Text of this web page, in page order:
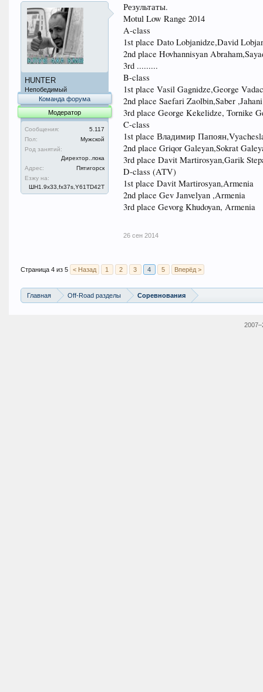
HUNTER
Непобедимый
Команда форума
Модератор
Сообщения:
5.117
Пол:
Мужской
Род занятий:
Дирехтор..пока
Адрес:
Пятигорск
Езжу на:
ШН1.9x33,fx37s,Y61TD42T
Результаты.
Motul Low Range 2014
A-class
1st place Dato Lobjanidze,David
2nd place Hovhannisyan
3rd .........
B-class
1st place Vasil Gagnidze,George
2nd place Saefari Zaolbin,Saber
3rd place George Kekelidze, Tornike
C-class
1st place Владимир
2nd place Griqor Galeyan,Sokrat
3rd place Davit Martirosyan,Garik
D-class (ATV)
1st place Davit Martirosyan,Armenia
2nd place Gev Janvelyan ,Armenia
3rd place Gevorg Khudoyan, Armenia
26 сен 2014
Страница 4 из 5 < Назад 1 2 3 4 5 Вперёд >
Главная Off-Road разделы Соревнования
2007–